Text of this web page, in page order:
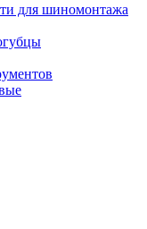
для шиномонтажа